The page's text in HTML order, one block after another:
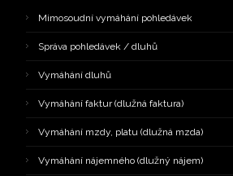
Mimosoudní vymáhání pohledávek
Správa pohledávek / dluhů
Vymáhání dluhů
Vymáhání faktur (dlužná faktura)
Vymáhání mzdy, platu (dlužná mzda)
Vymáhání nájemného (dlužný nájem)